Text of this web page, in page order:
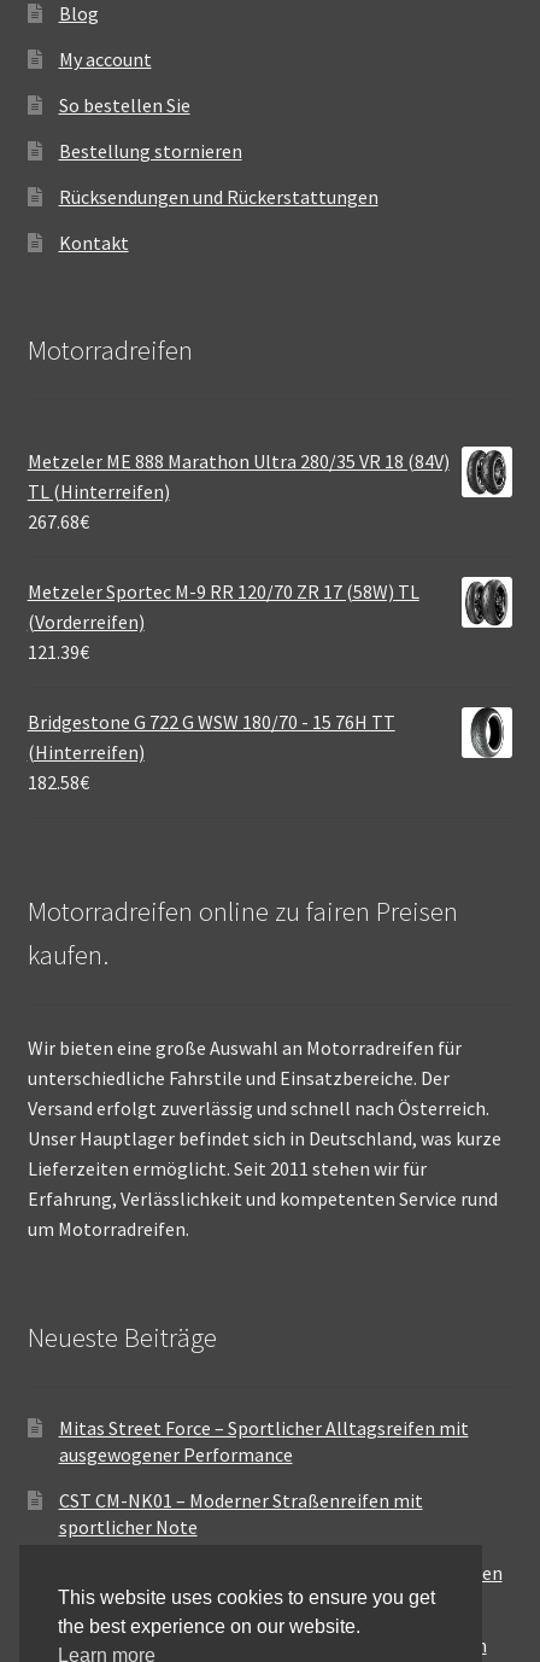
Blog
My account
So bestellen Sie
Bestellung stornieren
Rücksendungen und Rückerstattungen
Kontakt
Motorradreifen
Metzeler ME 888 Marathon Ultra 280/35 VR 18 (84V)
TL (Hinterreifen)
267.68€
Metzeler Sportec M-9 RR 120/70 ZR 17 (58W) TL
(Vorderreifen)
121.39€
Bridgestone G 722 G WSW 180/70 - 15 76H TT
(Hinterreifen)
182.58€
Motorradreifen online zu fairen Preisen
kaufen.
Wir bieten eine große Auswahl an Motorradreifen für
unterschiedliche Fahrstile und Einsatzbereiche. Der
Versand erfolgt zuverlässig und schnell nach Österreich.
Unser Hauptlager befindet sich in Deutschland, was kurze
Lieferzeiten ermöglicht. Seit 2011 stehen wir für
Erfahrung, Verlässlichkeit und kompetenten Service rund
um Motorradreifen.
Neueste Beiträge
Mitas Street Force – Sportlicher Alltagsreifen mit
ausgewogener Performance
CST CM-NK01 – Moderner Straßenreifen mit
sportlicher Note
Maxxis MA-ST3 – Ausgewogener Sport-Touring-Reifen
für vielseitige Einsätze
Pirelli City Demon – Zuverlässigkeit für den urbanen
This website uses cookies to ensure you get
the best experience on our website.
Learn more